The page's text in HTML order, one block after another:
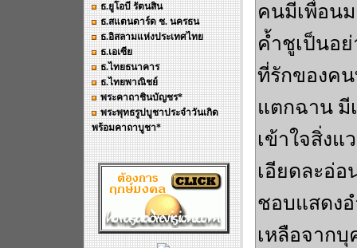
ธ.ยูโอบี รัตนสิน
ธ.สแตนดาร์ด ช. นครธน
ธ.อิสลามแห่งประเทศไทย
ธ.เอเซีย
ธ.ไทยธนาคาร
ธ.ไทยพาณิชย์
พระคาถาชินบัญชร*
พระพุทธรูปบูชาประจำวันเกิด
พร้อมคาถาบูชา*
คนมีเพื่อน
ค้ำชูเป็นอ
ที่รักของค
แตกฉาน มี
เข้าใจสิ่งแ
เอียดละอ่
ชอบแสดง
เหลือจาก